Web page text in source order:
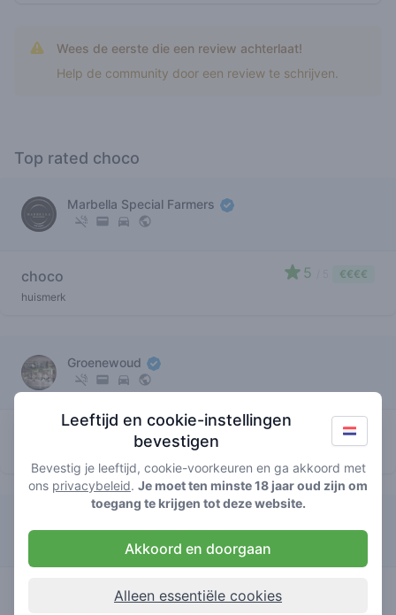
Wees de eerste die een review achterlaat!
Help de community door een review te schrijven.
Top rated choco
Marbella Special Farmers
choco
huismerk
5 €€€€
Groenewoud
€€€€
Leeftijd en cookie-instellingen
bevestigen
Bevestig je leeftijd, cookie-voorkeuren en ga akkoord met
ons privacybeleid. Je moet ten minste 18 jaar oud zijn om
toegang te krijgen tot deze website.
Akkoord en doorgaan
Alleen essentiële cookies